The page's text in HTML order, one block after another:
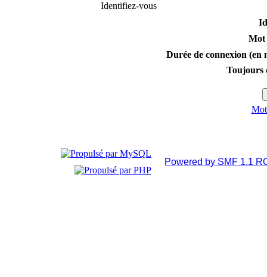
Identifiez-vous
Mot
Durée de connexion (en
Toujours
Powered by SMF 1.1